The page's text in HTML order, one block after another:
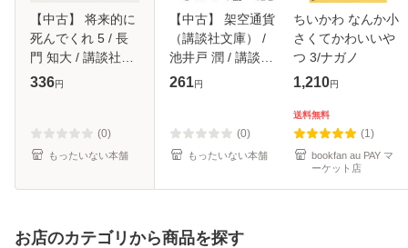
【中古】 将来的に
死んでくれ 5 / 長
門 知大 / 講談社
[コミック]【メール
336円
(0)
もったいない本舗
【中古】 架空通貨
（講談社文庫） /
池井戸 潤 / 講談社
[文庫]【メール便送
261円
(0)
もったいない本舗
ちいかわ なんか小
さくてかわいいや
つ 3/ナガノ
1,210円
送料無料
(1)
bookfan au PAY マ
ーケット店
お店のカテゴリから商品を探す